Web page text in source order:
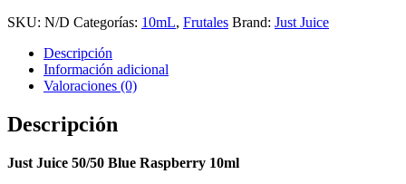
SKU: N/D Categorías: 10mL, Frutales Brand: Just Juice
Descripción
Información adicional
Valoraciones (0)
Descripción
Just Juice 50/50 Blue Raspberry 10ml